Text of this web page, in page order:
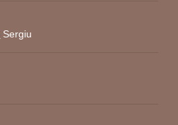
Sergiu